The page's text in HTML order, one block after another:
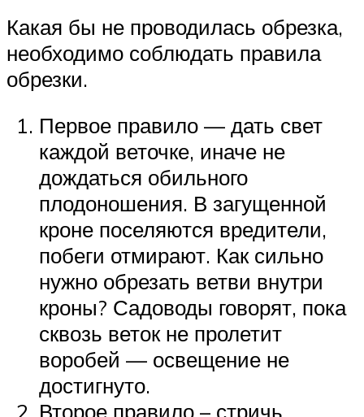
Какая бы не проводилась обрезка,
необходимо соблюдать правила
обрезки.
Первое правило — дать свет
каждой веточке, иначе не
дождаться обильного
плодоношения. В загущенной
кроне поселяются вредители,
побеги отмирают. Как сильно
нужно обрезать ветви внутри
кроны? Садоводы говорят, пока
сквозь веток не пролетит
воробей — освещение не
достигнуто.
Второе правило – стричь